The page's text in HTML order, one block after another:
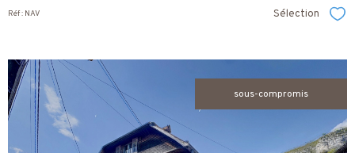
Réf : NAV Sélection
sous-compromis